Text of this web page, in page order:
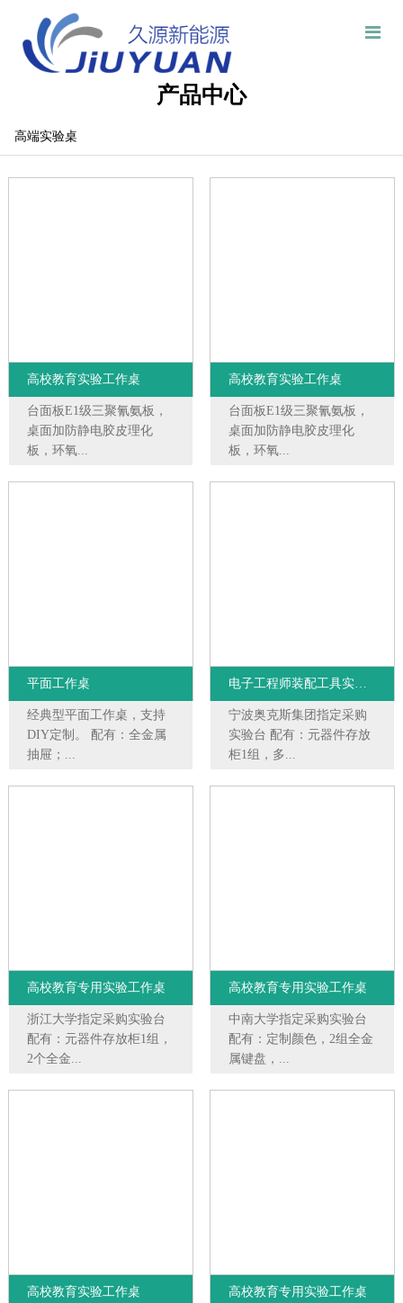
产品中心
高端实验桌
高校教育实验工作桌
台面板E1级三聚氰氨板，
桌面加防静电胶皮理化
板，环氧...
高校教育实验工作桌
台面板E1级三聚氰氨板，
桌面加防静电胶皮理化
板，环氧...
平面工作桌
经典型平面工作桌，支持
DIY定制。 配有：全金属
抽屉；...
电子工程师装配工具实验台
宁波奥克斯集团指定采购
实验台 配有：元器件存放
柜1组，多...
高校教育专用实验工作桌
浙江大学指定采购实验台
配有：元器件存放柜1组，
2个全金...
高校教育专用实验工作桌
中南大学指定采购实验台
配有：定制颜色，2组全金
属键盘，...
高校教育实验工作桌 高校教育专用实验工作桌